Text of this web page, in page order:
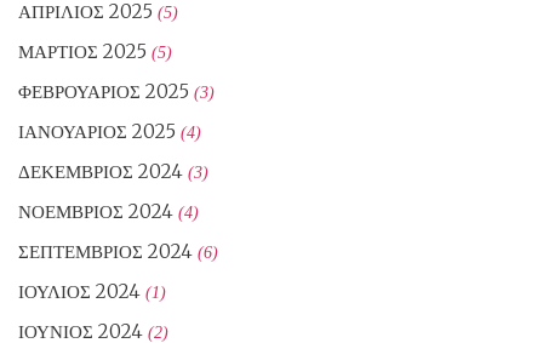
ΑΠΡΊΛΙΟΣ 2025 (5)
ΜΆΡΤΙΟΣ 2025 (5)
ΦΕΒΡΟΥΆΡΙΟΣ 2025 (3)
ΙΑΝΟΥΆΡΙΟΣ 2025 (4)
ΔΕΚΈΜΒΡΙΟΣ 2024 (3)
ΝΟΈΜΒΡΙΟΣ 2024 (4)
ΣΕΠΤΈΜΒΡΙΟΣ 2024 (6)
ΙΟΎΛΙΟΣ 2024 (1)
ΙΟΎΝΙΟΣ 2024 (2)